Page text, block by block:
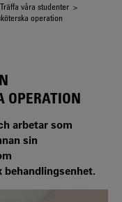
Träffa våra studenter >
operation
OPERATION
arbetar som
sin
behandlingsenhet.